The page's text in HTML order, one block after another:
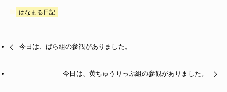
はなまる日記
今日は、ばら組の参観がありました。
今日は、黄ちゅうりっぷ組の参観がありました。